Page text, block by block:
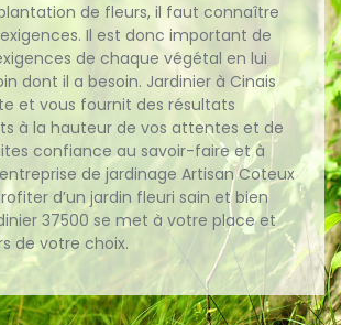
de fleurs, il faut connaître
Il est donc important de
de chaque végétal en lui
dont il a besoin. Jardinier à Cinais
et vous fournit des résultats
à la hauteur de vos attentes et de
confiance au savoir-faire et à
de jardinage Artisan Coteux
d’un jardin fleuri sain et bien
37500 se met à votre place et
de votre choix.